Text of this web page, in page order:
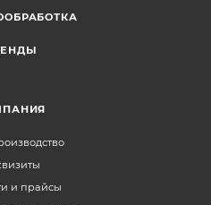
и прайсы